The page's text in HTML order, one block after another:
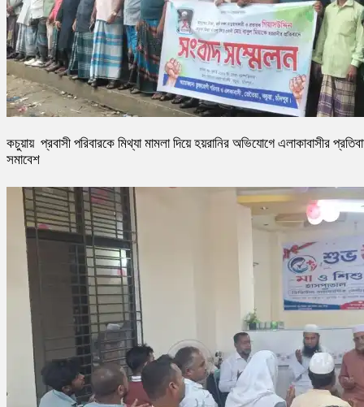
কচুয়ায় প্রবাসী পরিবারকে মিথ্যা মামলা দিয়ে হয়রানির অভিযোগে এলাকাবাসীর
সমাবেশ